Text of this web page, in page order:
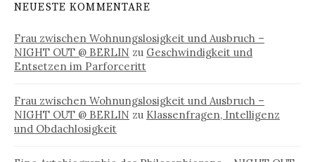
NEUESTE KOMMENTARE
Frau zwischen Wohnungslosigkeit und Ausbruch –
NIGHT OUT @ BERLIN zu Geschwindigkeit und
Entsetzen im Parforceritt
Frau zwischen Wohnungslosigkeit und Ausbruch –
NIGHT OUT @ BERLIN zu Klassenfragen, Intelligenz
und Obdachlosigkeit